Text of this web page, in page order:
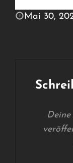
POSTED
Mai 30,